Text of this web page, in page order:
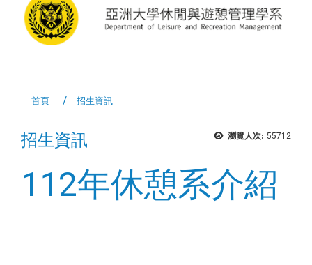
首頁 招生資訊
瀏覽人次: 55712
招生資訊
112年休憩系介紹